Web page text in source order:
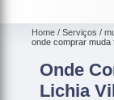
Home Serviços
onde comprar muda
Onde
Lichia